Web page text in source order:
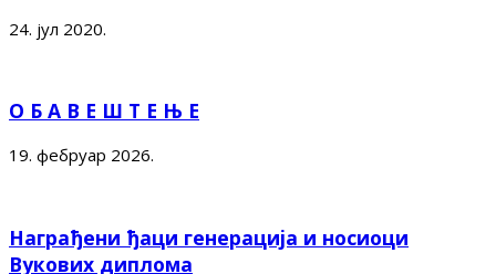
24. јул 2020.
О Б А В Е Ш Т Е Њ Е
19. фебруар 2026.
Награђени ђаци генерација и носиоци
Вукових диплома